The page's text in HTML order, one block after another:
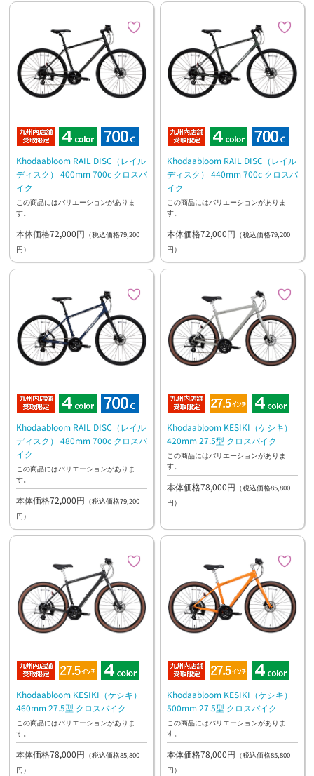
Khodaabloom RAIL DISC（レイル
ディスク） 400mm 700c クロスバ
イク
この商品にはバリエーションがありま
す。
本体価格72,000円 （税込価格79,200
円）
Khodaabloom RAIL DISC（レイル
ディスク） 440mm 700c クロスバ
イク
この商品にはバリエーションがありま
す。
本体価格72,000円 （税込価格79,200
円）
Khodaabloom RAIL DISC（レイル
ディスク） 480mm 700c クロスバ
イク
この商品にはバリエーションがありま
す。
本体価格72,000円 （税込価格79,200
円）
Khodaabloom KESIKI（ケシキ）
420mm 27.5型 クロスバイク
この商品にはバリエーションがありま
す。
本体価格78,000円 （税込価格85,800
円）
Khodaabloom KESIKI（ケシキ）
460mm 27.5型 クロスバイク
この商品にはバリエーションがありま
す。
本体価格78,000円 （税込価格85,800
円）
Khodaabloom KESIKI（ケシキ）
500mm 27.5型 クロスバイク
この商品にはバリエーションがありま
す。
本体価格78,000円 （税込価格85,800
円）